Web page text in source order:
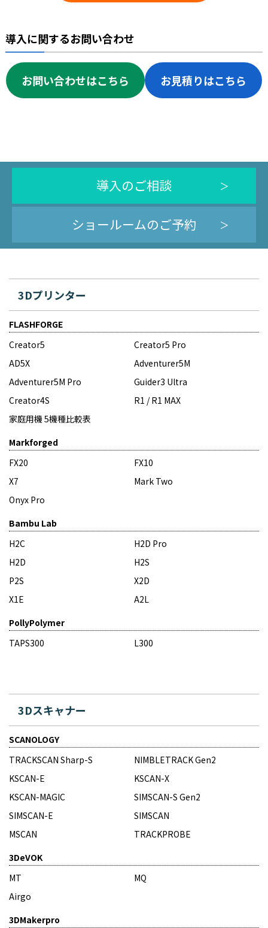
導入に関するお問い合わせ
お問い合わせはこちら お見積りはこちら
導入のご相談
ショールームのご予約
3Dプリンター
FLASHFORGE
Creator5
Creator5 Pro
AD5X
Adventurer5M
Adventurer5M Pro
Guider3 Ultra
Creator4S
R1 / R1 MAX
家庭用機 5機種比較表
Markforged
FX20
FX10
X7
Mark Two
Onyx Pro
Bambu Lab
H2C
H2D Pro
H2D
H2S
P2S
X2D
X1E
A2L
PollyPolymer
TAPS300
L300
3Dスキャナー
SCANOLOGY
TRACKSCAN Sharp-S
NIMBLETRACK Gen2
KSCAN-E
KSCAN-X
KSCAN-MAGIC
SIMSCAN-S Gen2
SIMSCAN-E
SIMSCAN
MSCAN
TRACKPROBE
3DeVOK
MT
MQ
Airgo
3DMakerpro